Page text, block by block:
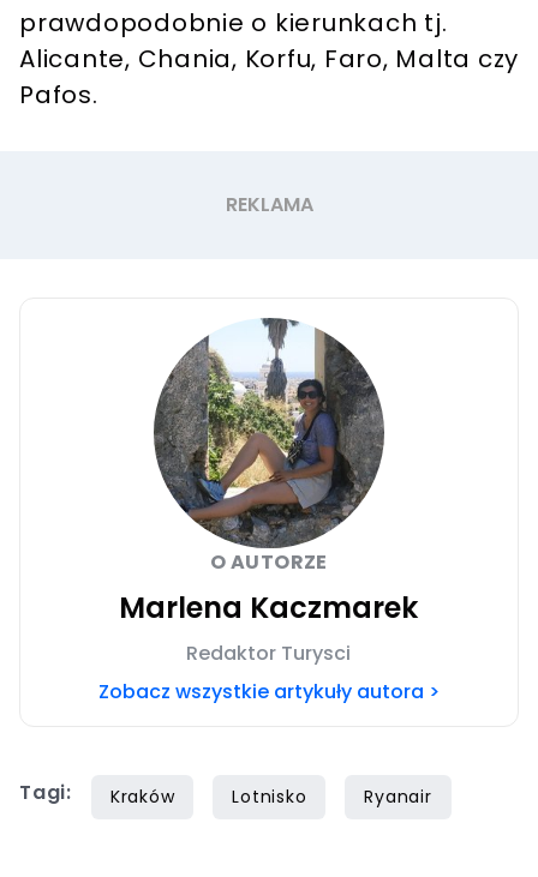
prawdopodobnie o kierunkach tj.
Alicante, Chania, Korfu, Faro, Malta czy
Pafos.
O AUTORZE
Marlena Kaczmarek
Redaktor Turysci
Zobacz wszystkie artykuły autora >
Tagi: Kraków Lotnisko Ryanair